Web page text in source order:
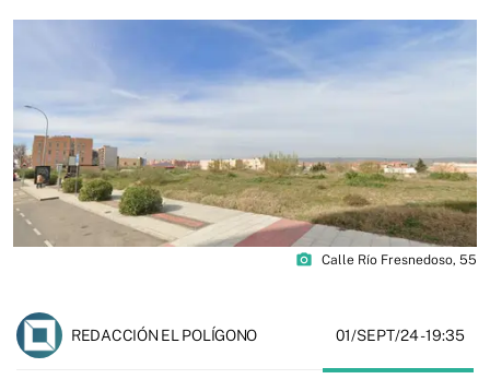
photo_camera Calle Río Fresnedoso, 55
REDACCIÓN EL POLÍGONO 01/SEPT/24- 19:35